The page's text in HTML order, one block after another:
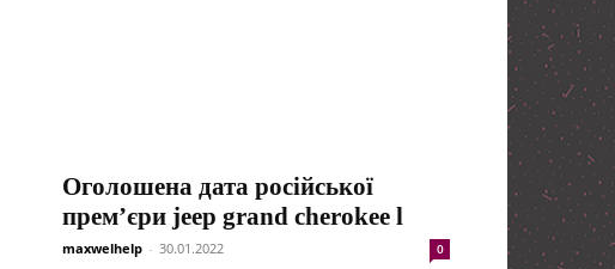
Оголошена дата російської
прем’єри jeep grand cherokee l
maxwelhelp - 30.01.2022 0